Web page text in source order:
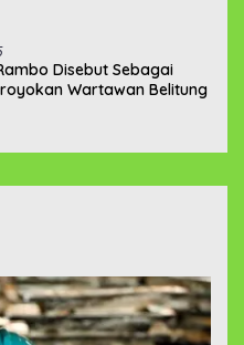
Disebut Sebagai
Wartawan Belitung